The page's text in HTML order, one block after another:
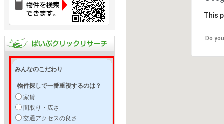
みんなのこだわり
物件探しで一番重視するのは？
家賃
間取り・広さ
交通アクセスの良さ
This
Do